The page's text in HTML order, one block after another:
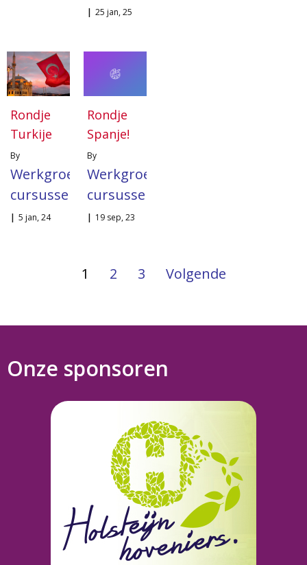
| 25 jan, 25
Rondje
Turkije
By
Werkgroep
cursussen
| 5 jan, 24
Rondje
Spanje!
By
Werkgroep
cursussen
| 19 sep, 23
1 2 3 Volgende
Onze sponsoren